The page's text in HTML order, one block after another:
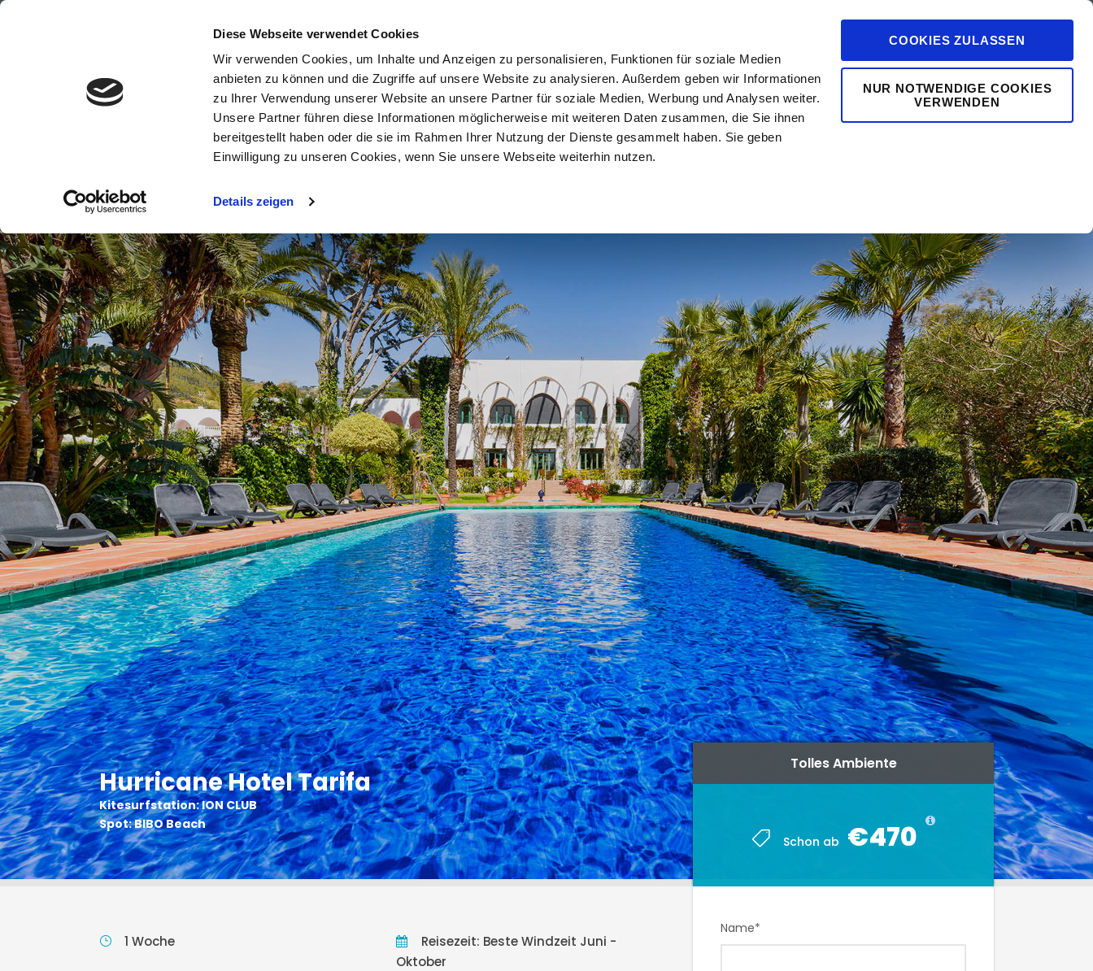
Diese Webseite verwendet Cookies
Wir verwenden Cookies, um Inhalte und Anzeigen zu personalisieren, Funktionen für soziale Medien
anbieten zu können und die Zugriffe auf unsere Website zu analysieren. Außerdem geben wir Informationen
zu Ihrer Verwendung unserer Website an unsere Partner für soziale Medien, Werbung und Analysen weiter.
Unsere Partner führen diese Informationen möglicherweise mit weiteren Daten zusammen, die Sie ihnen
bereitgestellt haben oder die sie im Rahmen Ihrer Nutzung der Dienste gesammelt haben. Sie geben
Einwilligung zu unseren Cookies, wenn Sie unsere Webseite weiterhin nutzen.
Details zeigen
COOKIES ZULASSEN
NUR NOTWENDIGE COOKIES
VERWENDEN
+49 (0)8821 618900 info@travelpeople24.com
Windsurfreisen Kitesurfreisen Wingfoilreisen Sportarten Events
Hurricane Hotel Tarifa
Kitesurfstation: ION CLUB
Spot: BIBO Beach
Tolles Ambiente
Schon ab €470
Tolles Ambiente
Schon ab €470
Name*
1 Woche
Reisezeit: Beste Windzeit Juni -
Oktober